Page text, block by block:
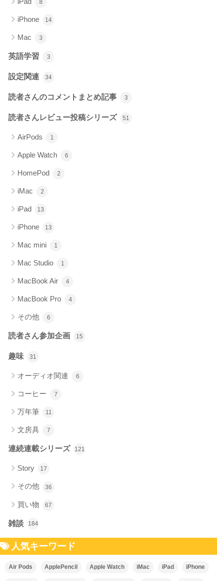
8
iPhone 14
Mac 3
英語学習 3
設定関連 34
読者さんのコメントまとめ記事 3
読者さんレビュー投稿シリーズ 51
AirPods 1
Apple Watch 6
HomePod 2
iMac 2
iPad 13
iPhone 13
Mac mini 1
Mac Studio 1
MacBook Air 4
MacBook Pro 4
その他 6
読者さん参加企画 15
趣味 31
オーディオ関連 6
コーヒー 7
万年筆 11
文房具 7
連続連載シリーズ 121
Story 17
その他 36
買い物 67
雑談 184
人気キーワード
Air Pods ApplePencil Apple Watch iMac iPad iPhone